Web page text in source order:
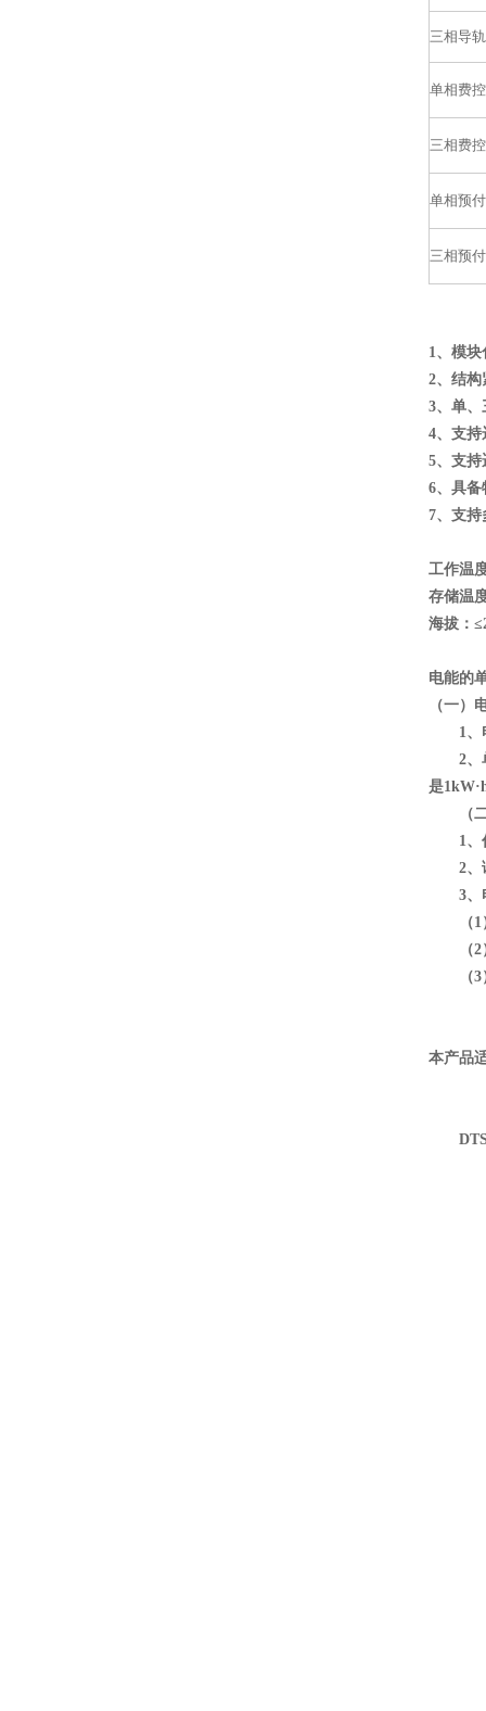
三相导
单相费
三相费
单相预
三相预
1、模
2、结构
3、单、
4、支
5、支持
6、具备
7、支持
工作温
存储温
海拔：
电能的
（一）
1、电
2、单
是
（二
1、作
2、读
3、电
（1）
（2）
（3）
本产品